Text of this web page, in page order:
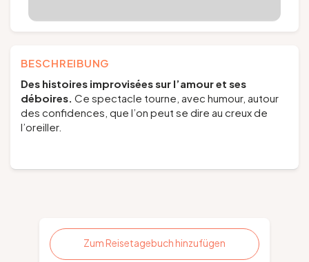
BESCHREIBUNG
Des histoires improvisées sur l’amour et ses
déboires. Ce spectacle tourne, avec humour, autour
des confidences, que l’on peut se dire au creux de
l’oreiller.
Zum Reisetagebuch hinzufügen